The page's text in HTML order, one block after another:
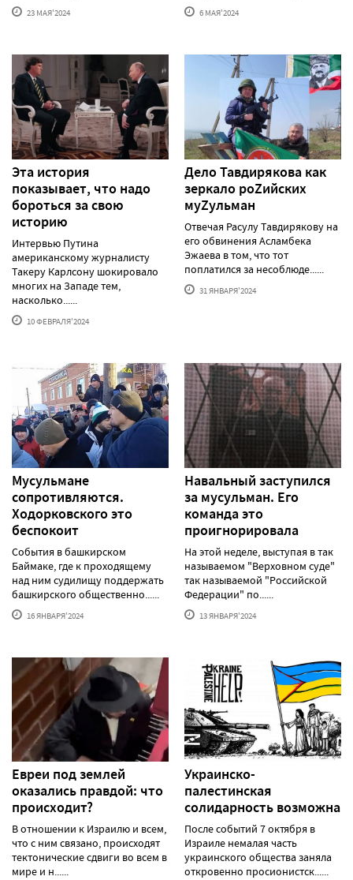
23 МАЯ'2024 6 МАЯ'2024
Эта история
показывает, что надо
бороться за свою
историю
Интервью Путина
американскому журналисту
Такеру Карлсону шокировало
многих на Западе тем,
насколько......
10 ФЕВРАЛЯ'2024
Дело Тавдирякова как
зеркало роZийских
муZульман
Отвечая Расулу Тавдирякову на
его обвинения Асламбека
Эжаева в том, что тот
поплатился за несоблюде......
31 ЯНВАРЯ'2024
Мусульмане
сопротивляются.
Ходорковского это
беспокоит
События в башкирском
Баймаке, где к проходящему
над ним судилищу поддержать
башкирского общественно......
16 ЯНВАРЯ'2024
Навальный заступился
за мусульман. Его
команда это
проигнорировала
На этой неделе, выступая в так
называемом "Верховном суде"
так называемой "Российской
Федерации" по......
13 ЯНВАРЯ'2024
Евреи под землей
оказались правдой: что
происходит?
В отношении к Израилю и всем,
что с ним связано, происходят
тектонические сдвиги во всем в
мире и н......
Украинско-
палестинская
солидарность возможна
После событий 7 октября в
Израиле немалая часть
украинского общества заняла
откровенно просионистск......